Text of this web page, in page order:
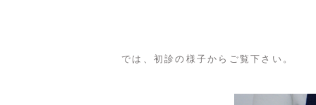
では、初診の様子からご覧下さい。